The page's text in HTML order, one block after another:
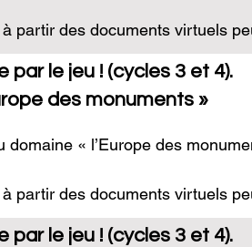
artistes pour mettre les
et les (re)compositions
connaissances et de savoirs
linguistiques).
mais aussi en contrôlant
partir des documents virtuels
groupe de contrôle dit « maitres
de symboles », l’idéal
les classer librement.
de l’intégration européenne
»
européenne le 9 mai ? »
par le jeu ! (cycles 3 et 4).
des monuments »
« l’Europe des
partir des documents virtuels
corrigée une fois à destination
par le jeu ! (cycles 3 et 4).